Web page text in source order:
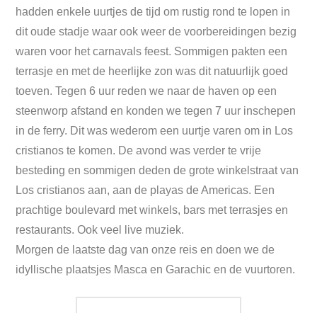
hadden enkele uurtjes de tijd om rustig rond te lopen in
dit oude stadje waar ook weer de voorbereidingen bezig
waren voor het carnavals feest. Sommigen pakten een
terrasje en met de heerlijke zon was dit natuurlijk goed
toeven. Tegen 6 uur reden we naar de haven op een
steenworp afstand en konden we tegen 7 uur inschepen
in de ferry. Dit was wederom een uurtje varen om in Los
cristianos te komen. De avond was verder te vrije
besteding en sommigen deden de grote winkelstraat van
Los cristianos aan, aan de playas de Americas. Een
prachtige boulevard met winkels, bars met terrasjes en
restaurants. Ook veel live muziek.
Morgen de laatste dag van onze reis en doen we de
idyllische plaatsjes Masca en Garachic en de vuurtoren.